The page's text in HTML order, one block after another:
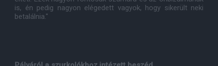
is, én pedig nagyon elégedett vagyok, hogy sikerült neki
betalálnia."